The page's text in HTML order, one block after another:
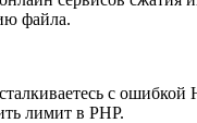
файла.
с
лимит в PHP.